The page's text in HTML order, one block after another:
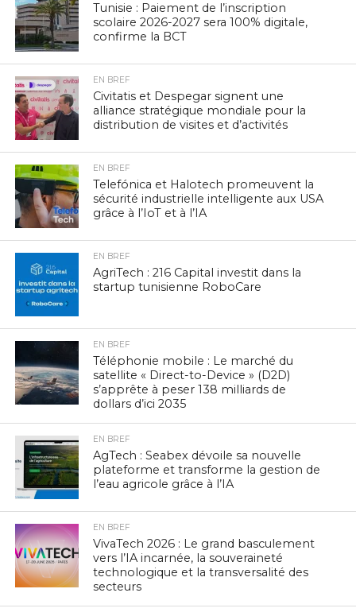
Tunisie : Paiement de l’inscription
scolaire 2026-2027 sera 100% digitale,
confirme la BCT
EN BREF
Civitatis et Despegar signent une
alliance stratégique mondiale pour la
distribution de visites et d’activités
EN BREF
Telefónica et Halotech promeuvent la
sécurité industrielle intelligente aux USA
grâce à l’IoT et à l’IA
EN BREF
AgriTech : 216 Capital investit dans la
startup tunisienne RoboCare
EN BREF
Téléphonie mobile : Le marché du
satellite « Direct-to-Device » (D2D)
s’apprête à peser 138 milliards de
dollars d’ici 2035
EN BREF
AgTech : Seabex dévoile sa nouvelle
plateforme et transforme la gestion de
l’eau agricole grâce à l’IA
EN BREF
VivaTech 2026 : Le grand basculement
vers l’IA incarnée, la souveraineté
technologique et la transversalité des
secteurs